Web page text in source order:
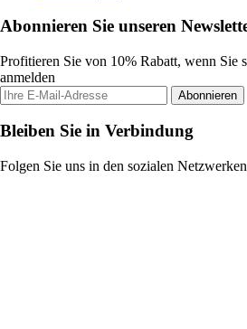
Abonnieren Sie unseren
Profitieren Sie von 10% Rabatt, wenn Sie
anmelden
Abonnieren
Bleiben Sie in Verbindung
Folgen Sie uns in den sozialen Netzwerken